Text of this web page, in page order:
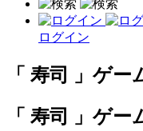
ログイン
「 寿司 」ゲ
「 寿司 」ゲ